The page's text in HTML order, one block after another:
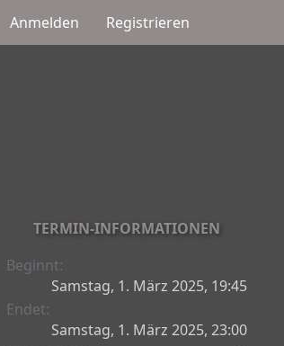
Anmelden Registrieren
TERMIN-INFORMATIONEN
Beginnt
Samstag, 1. März 2025, 19:45
Endet
Samstag, 1. März 2025, 23:00